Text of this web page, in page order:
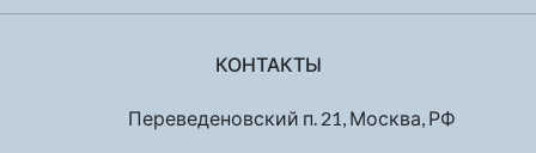
КОНТАКТЫ
Переведеновский п. 21, Москва, РФ